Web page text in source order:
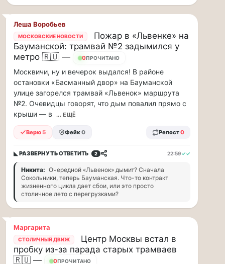
Страховой
Дом
ВСК
выплатил
ООО
ПТК
«Союз-
Полимер»
88
млн
рублей
рамках
договора
страхов...
1
августа
в
московском
парке
«Сокольники»
откроется
«Капибара…
Леша Воробьев
МОСКОВСКИЕ НОВОСТИ
Пожар в «Львенке» на
Бауманской: трамвай №2 задымился у
метро 🇷🇺 —
0ПРОЧИТАНО
Москвичи, ну и вечерок выдался! В районе
остановки «Басманный двор» на Бауманской
улице загорелся трамвай «Львенок» маршрута
№2. Очевидцы говорят, что дым повалил прямо с
крыши — в
... ЕЩЁ
Верю 5 Фейк0 Репост0
◣ РАЗВЕРНУТЬОТВЕТИТЬ 2 22:59✓✓
Никита: Очередной «Львенок» дымит? Сначала
Сокольники, теперь Бауманская. Что-то контракт
жизненного цикла дает сбои, или это просто
столичное лето с перегрузками?
Маргарита
СТОЛИЧНЫЙ ДВИЖ
Центр Москвы встал в
пробку из-за парада старых трамваев
🇷🇺 —
0ПРОЧИТАНО